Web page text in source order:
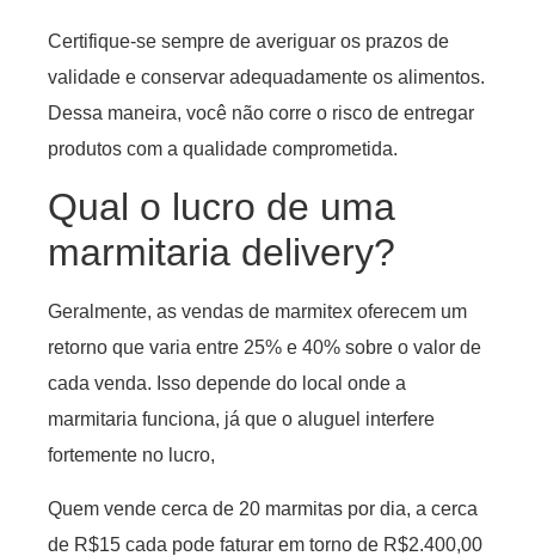
Certifique-se sempre de averiguar os prazos de
validade e conservar adequadamente os alimentos.
Dessa maneira, você não corre o risco de entregar
produtos com a qualidade comprometida.
Qual o lucro de uma
marmitaria delivery?
Geralmente, as vendas de marmitex oferecem um
retorno que varia entre 25% e 40% sobre o valor de
cada venda. Isso depende do local onde a
marmitaria funciona, já que o aluguel interfere
fortemente no lucro,
Quem vende cerca de 20 marmitas por dia, a cerca
de R$15 cada pode faturar em torno de R$2.400,00